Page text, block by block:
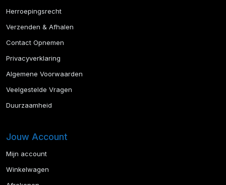
Herroepingsrecht
Verzenden & Afhalen
Contact Opnemen
Privacyverklaring
Algemene Voorwaarden
Veelgestelde Vragen
Duurzaamheid
Jouw Account
Mijn account
Winkelwagen